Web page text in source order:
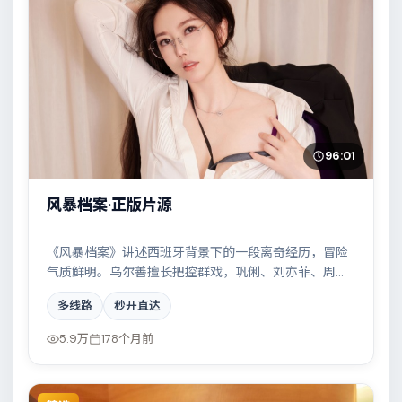
96:01
风暴档案·正版片源
《风暴档案》讲述西班牙背景下的一段离奇经历，冒险
气质鲜明。乌尔善擅长把控群戏，巩俐、刘亦菲、周
迅、马东锡共同撑起复杂人物关系，雨夜、旧楼与一封
未寄出的信构成叙事起点。
多线路 秒开直达
5.9万 178个月前